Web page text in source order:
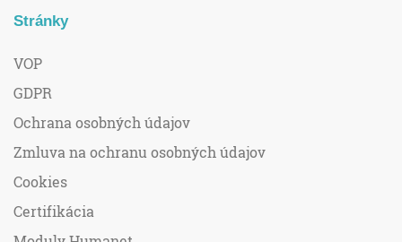
Stránky
VOP
GDPR
Ochrana osobných údajov
Zmluva na ochranu osobných údajov
Cookies
Certifikácia